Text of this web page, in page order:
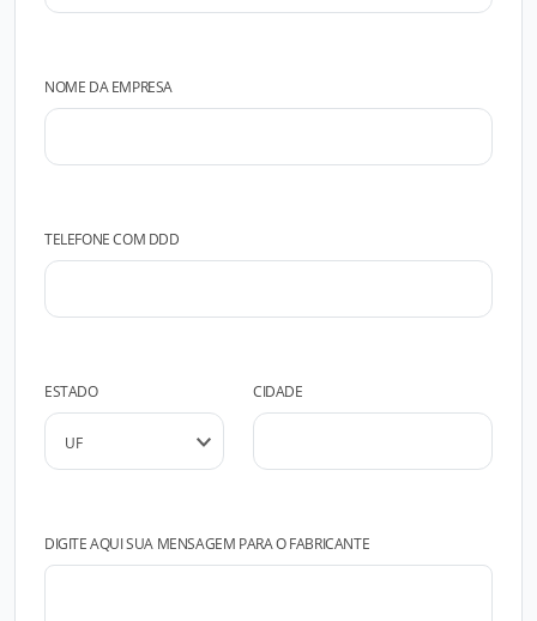
NOME DA EMPRESA
TELEFONE COM DDD
ESTADO CIDADE
DIGITE AQUI SUA MENSAGEM PARA O FABRICANTE